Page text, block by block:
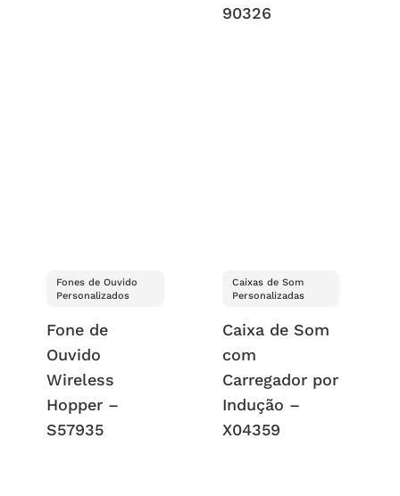
90326
Fones de Ouvido
Personalizados
Fone de
Ouvido
Wireless
Hopper –
S57935
Caixas de Som
Personalizadas
Caixa de Som
com
Carregador por
Indução –
X04359